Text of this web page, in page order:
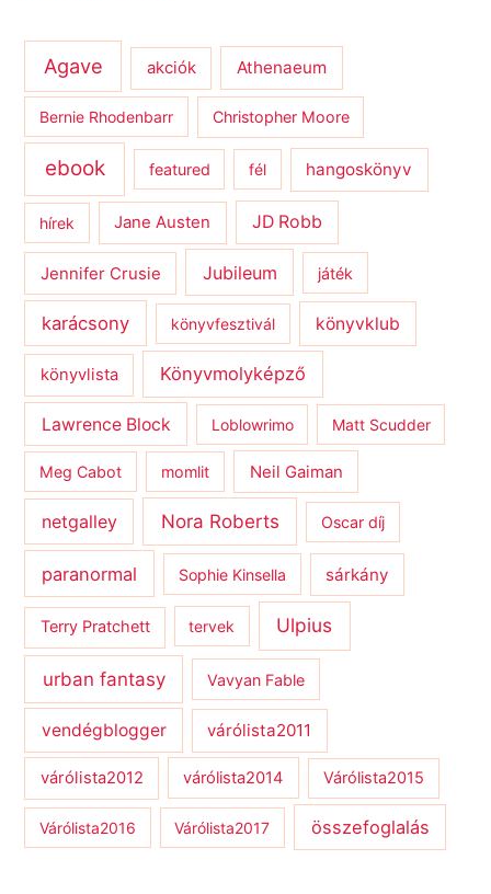
Agave akciók Athenaeum
Bernie Rhodenbarr Christopher Moore
ebook featured fél hangoskönyv
hírek Jane Austen JD Robb
Jennifer Crusie Jubileum játék
karácsony könyvfesztivál könyvklub
könyvlista Könyvmolyképző
Lawrence Block Loblowrimo Matt Scudder
Meg Cabot momlit Neil Gaiman
netgalley Nora Roberts Oscar díj
paranormal Sophie Kinsella sárkány
Terry Pratchett tervek Ulpius
urban fantasy Vavyan Fable
vendégblogger várólista2011
várólista2012 várólista2014 Várólista2015
Várólista2016 Várólista2017 összefoglalás